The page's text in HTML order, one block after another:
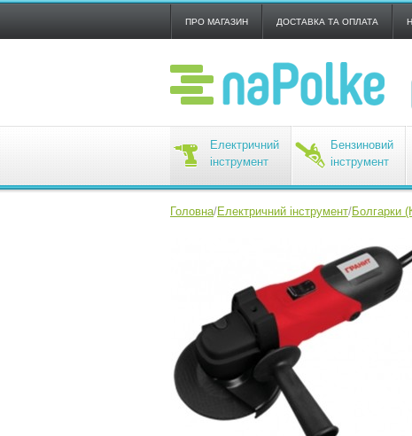
ПРО МАГАЗИН ДОСТАВКА ТА ОПЛАТА
Електричний
інструмент
Бензиновий
інструмент
Головна/Електричний інструмент/Болгарки